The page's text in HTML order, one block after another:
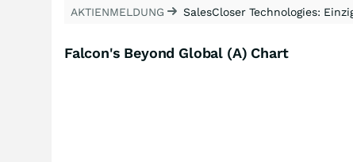
AKTIENMELDUNG SalesCloser Technologies:
Falcon's Beyond Global (A) Chart